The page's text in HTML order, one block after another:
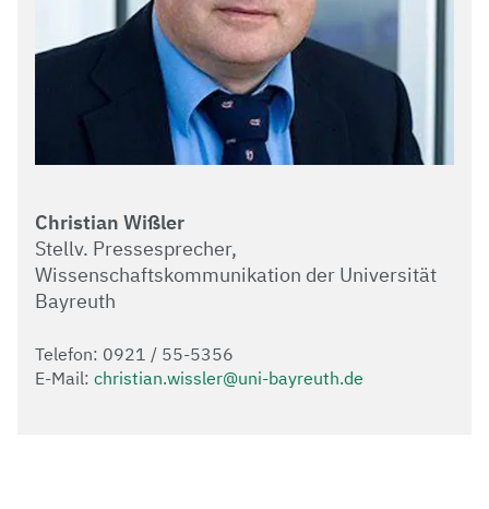
Christian Wißler
Stellv. Pressesprecher,
Wissenschaftskommunikation der Universität
Bayreuth
Telefon: 0921 / 55-5356
E-Mail: christian.wissler@uni-bayreuth.de